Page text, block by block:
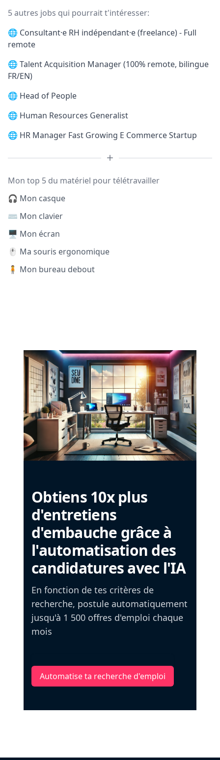
5 autres jobs qui pourrait t'intéresser:
🌐 Consultant·e RH indépendant·e (freelance) - Full
remote
🌐 Talent Acquisition Manager (100% remote, bilingue
FR/EN)
🌐 Head of People
🌐 Human Resources Generalist
🌐 HR Manager Fast Growing E Commerce Startup
Mon top 5 du matériel pour télétravailler
🎧 Mon casque
⌨️ Mon clavier
🖥️ Mon écran
🖱️ Ma souris ergonomique
🧍 Mon bureau debout
Obtiens 10x plus
d'entretiens
d'embauche grâce à
l'automatisation des
candidatures avec l'IA
En fonction de tes critères de
recherche, postule automatiquement
jusqu'à 1 500 offres d'emploi chaque
mois
Automatise ta recherche d'emploi